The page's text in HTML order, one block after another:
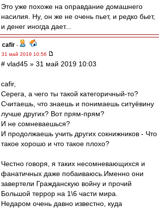
Это уже похоже на оправдание домашнего
насилия. Ну, он же не очень пьет, и редко бьет,
и денег иногда дает...
cafir -
31 май 2019 10:56
# vlad45 » 31 май 2019 10:03
cafir,
Серега, а чего ты такой категоричный-то?
Считаешь, что знаешь и понимаешь ситуёвину
лучше других? Вот прям-прям?
И не сомневаешься?
И продолжаешь учить других сокнижников - Что
такое хорошо и что такое плохо?
Честно говоря, я таких несомневающихся и
фанатичных даже побаиваюсь.Именно они
завертели Гражданскую войну и прочий
Большой террор на 1\6 части мира.
Недаром очень давно известно, куда